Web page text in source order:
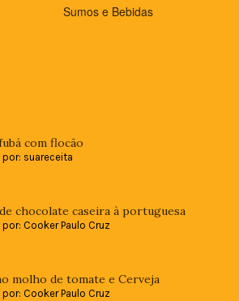
Sumos e Bebidas
com flocão
suareceita
chocolate caseira à portuguesa
Cooker Paulo Cruz
molho de tomate e Cerveja
Cooker Paulo Cruz